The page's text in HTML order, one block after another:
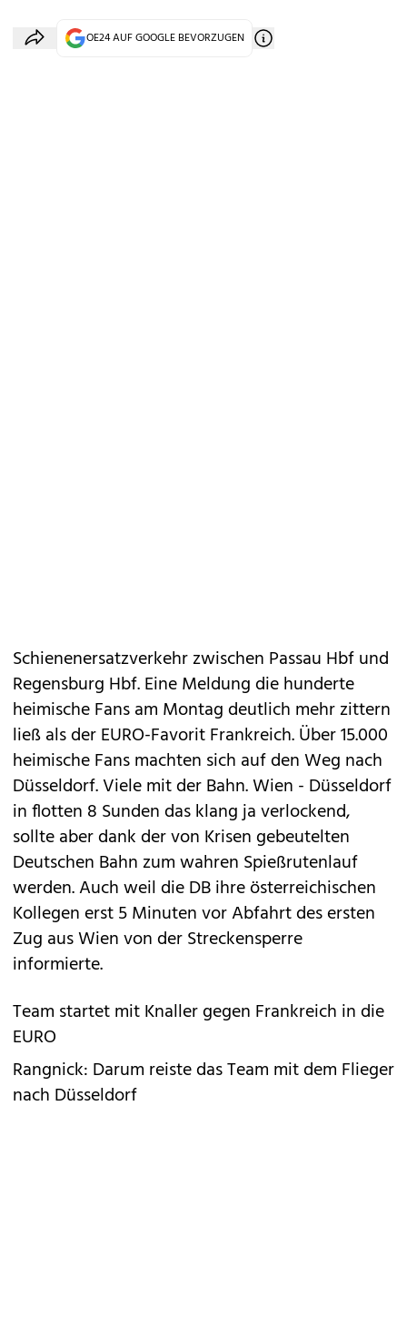
OE24 AUF GOOGLE BEVORZUGEN
Schienenersatzverkehr zwischen Passau Hbf und
Regensburg Hbf. Eine Meldung die hunderte
heimische Fans am Montag deutlich mehr zittern
ließ als der EURO-Favorit Frankreich. Über 15.000
heimische Fans machten sich auf den Weg nach
Düsseldorf. Viele mit der Bahn. Wien - Düsseldorf
in flotten 8 Sunden das klang ja verlockend,
sollte aber dank der von Krisen gebeutelten
Deutschen Bahn zum wahren Spießrutenlauf
werden. Auch weil die DB ihre österreichischen
Kollegen erst 5 Minuten vor Abfahrt des ersten
Zug aus Wien von der Streckensperre
informierte.
Team startet mit Knaller gegen Frankreich in die
EURO
Rangnick: Darum reiste das Team mit dem Flieger
nach Düsseldorf